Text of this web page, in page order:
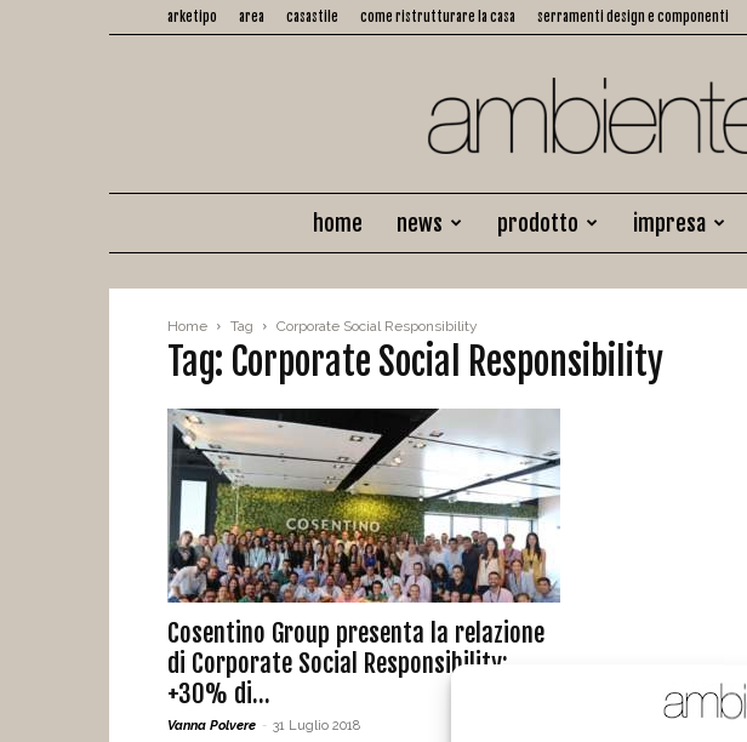
arketipo area casastile come ristrutturare la casa serramenti design e componenti
home news prodotto impresa
Home Tag Corporate Social Responsibility
Tag: Corporate Social Responsibility
Cosentino Group presenta la relazione
di Corporate Social Responsibility:
+30% di...
Vanna Polvere - 31 Luglio 2018